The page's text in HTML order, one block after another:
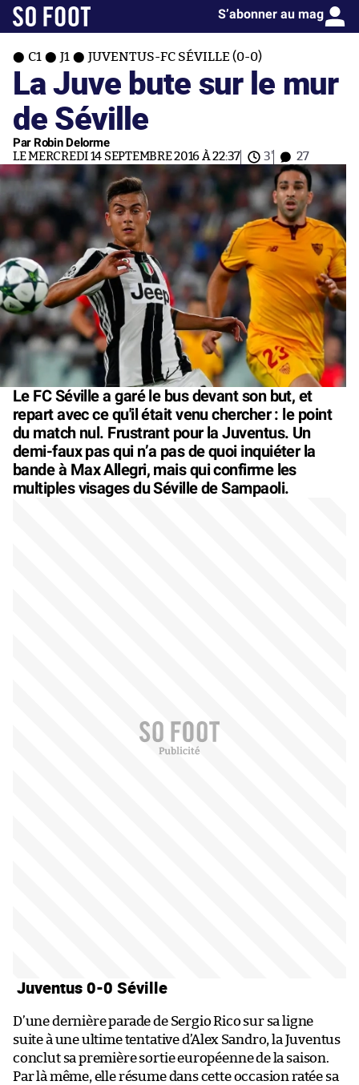
S’abonner au mag
C1 J1 JUVENTUS-FC SÉVILLE (0-0)
La Juve bute sur le mur
de Séville
Par Robin Delorme
LE MERCREDI 14 SEPTEMBRE 2016 À 22:37 3' 27
Le FC Séville a garé le bus devant son but, et
repart avec ce qu'il était venu chercher : le point
du match nul. Frustrant pour la Juventus. Un
demi-faux pas qui n’a pas de quoi inquiéter la
bande à Max Allegri, mais qui confirme les
multiples visages du Séville de Sampaoli.
Juventus 0-0 Séville
D’une dernière parade de Sergio Rico sur sa ligne
suite à une ultime tentative d’Alex Sandro, la Juventus
conclut sa première sortie européenne de la saison.
Par là même, elle résume dans cette occasion ratée sa